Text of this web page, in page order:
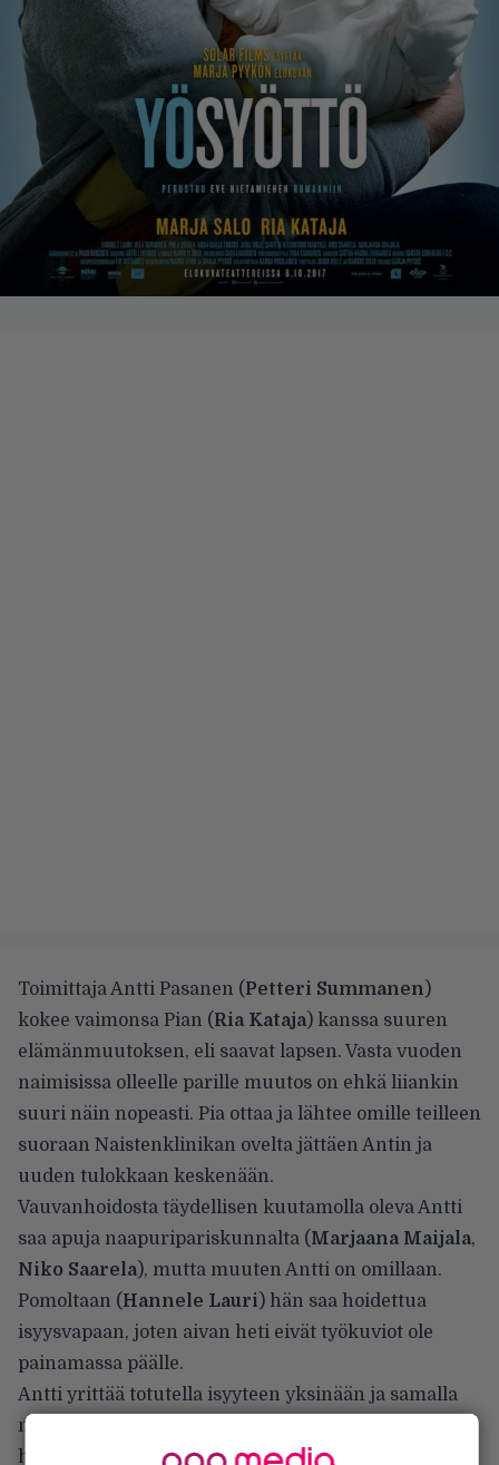
Toimittaja Antti Pasanen (Petteri Summanen)
kokee vaimonsa Pian (Ria Kataja) kanssa suuren
elämänmuutoksen, eli saavat lapsen. Vasta vuoden
naimisissa olleelle parille muutos on ehkä liiankin
suuri näin nopeasti. Pia ottaa ja lähtee omille teilleen
suoraan Naistenklinikan ovelta jättäen Antin ja
uuden tulokkaan keskenään.
Vauvanhoidosta täydellisen kuutamolla oleva Antti
saa apuja naapuripariskunnalta (Marjaana Maijala,
Niko Saarela), mutta muuten Antti on omillaan.
Pomoltaan (Hannele Lauri) hän saa hoidettua
isyysvapaan, joten aivan heti eivät työkuviot ole
painamassa päälle.
Antti yrittää totutella isyyteen yksinään ja samalla
naapuruston monista äideistä Enni (Marja Salo)
herättää eniten tunteita. Jatkuva univaje sekä